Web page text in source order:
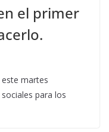
el primer
martes
para los